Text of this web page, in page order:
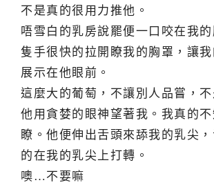
不是真的很用力推他。
唔雪白的乳房說罷便一口咬在我
隻手很快的拉開瞭我的胸罩，讓
展示在他眼前。
這麼大的葡萄，不讓別人品嘗，
他用貪婪的眼神望著我。我真的
瞭。他便伸出舌頭來舔我的乳尖
的在我的乳尖上打轉。
噢…不要嘛